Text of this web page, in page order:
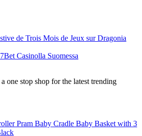
de Trois Mois de Jeux sur Dragonia
Casinolla Suomessa
one stop shop for the latest trending